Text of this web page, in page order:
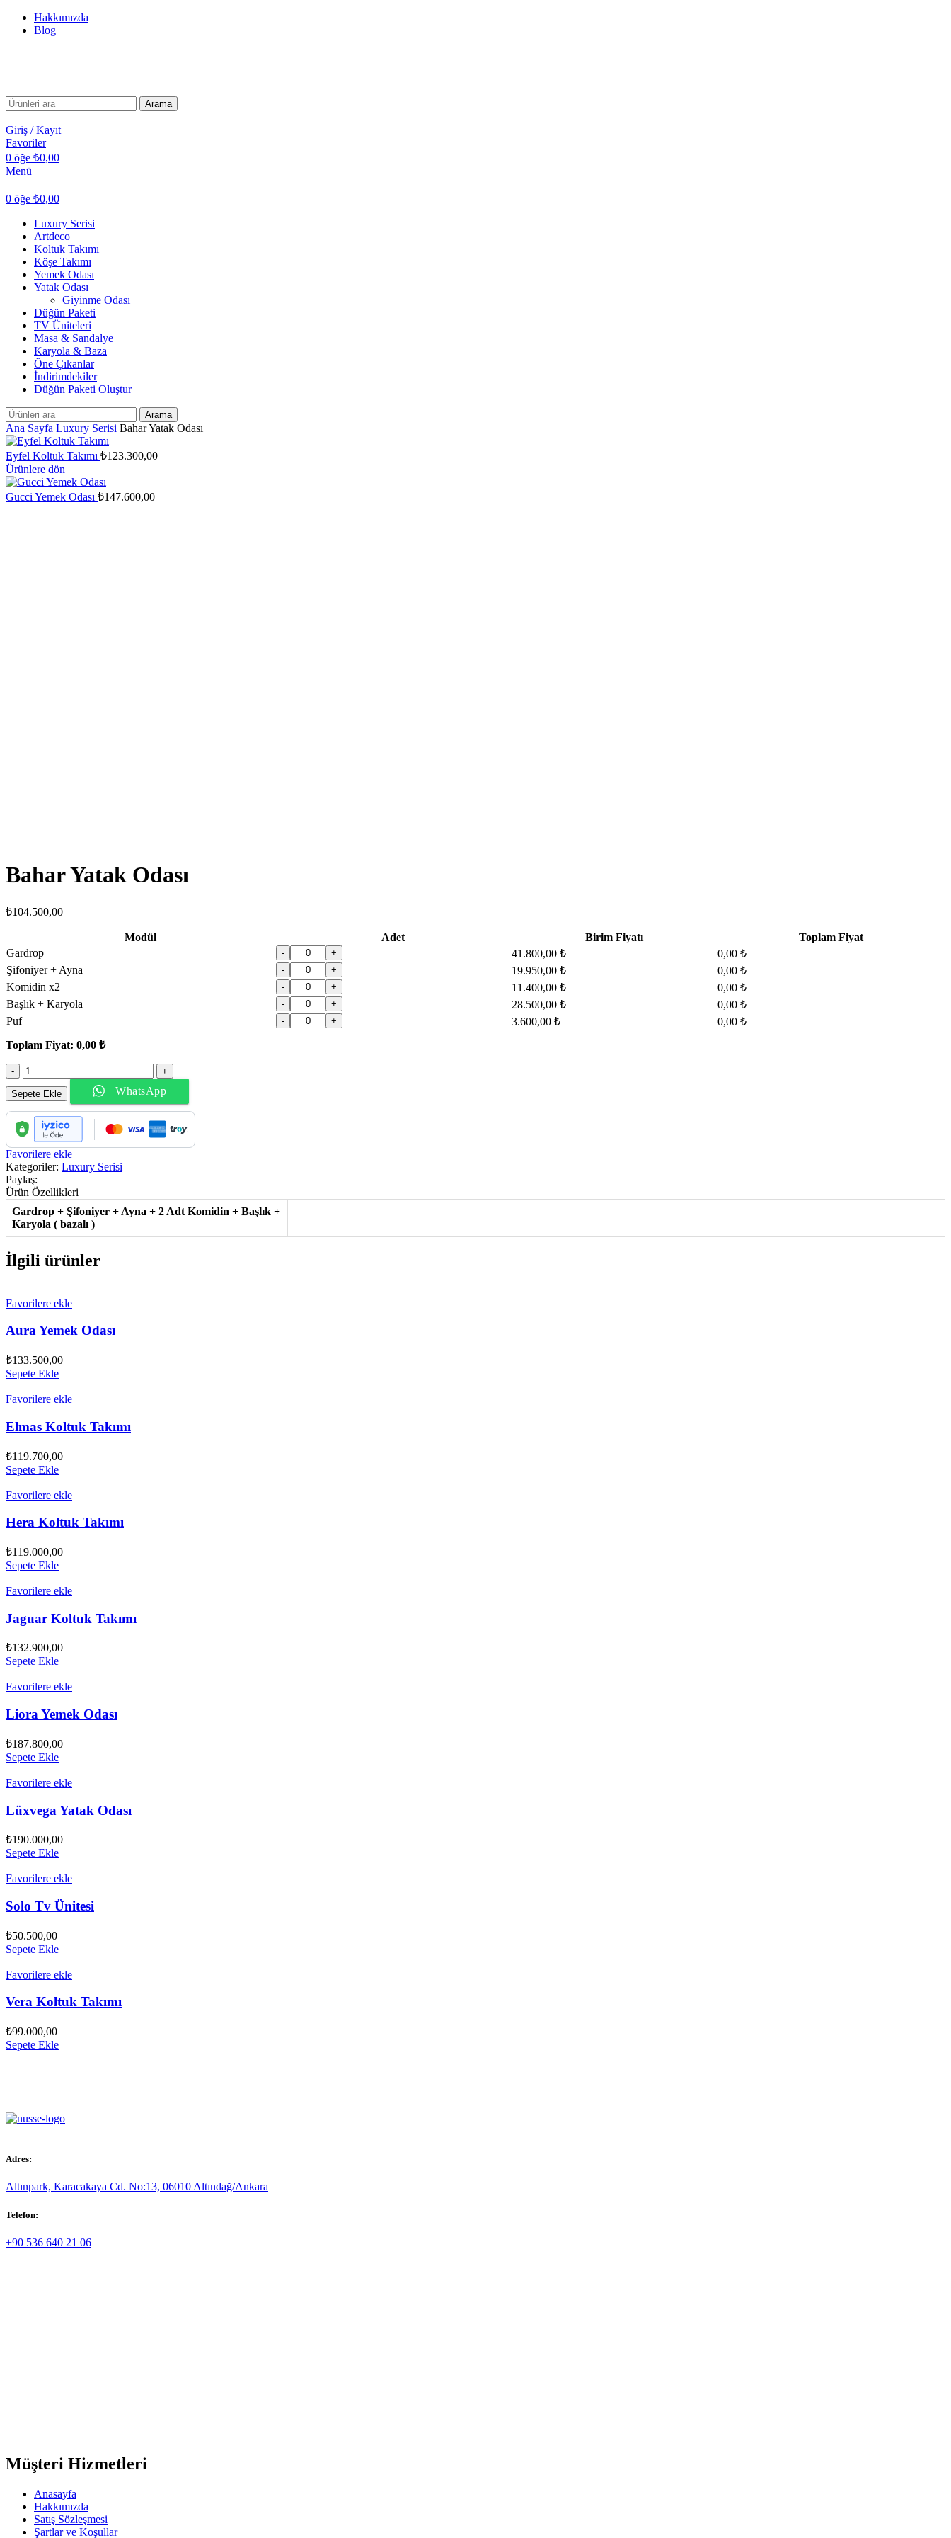
Hakkımızda
Blog
Arama
Giriş / Kayıt
Favoriler
0 öğe ₺0,00
Menü
0 öğe ₺0,00
Luxury Serisi
Artdeco
Koltuk Takımı
Köşe Takımı
Yemek Odası
Yatak Odası
Giyinme Odası
Düğün Paketi
TV Üniteleri
Masa & Sandalye
Karyola & Baza
Öne Çıkanlar
İndirimdekiler
Düğün Paketi Oluştur
Arama
Ana Sayfa Luxury Serisi Bahar Yatak Odası
Eyfel Koltuk Takımı ₺123.300,00
Ürünlere dön
Gucci Yemek Odası ₺147.600,00
Bahar Yatak Odası
₺104.500,00
Modül Adet Birim Fiyatı
Toplam Fiyat
Gardrop
- + 41.800,00 ₺
0,00 ₺
Şifoniyer + Ayna
- + 19.950,00 ₺
0,00 ₺
Komidin x2
- + 11.400,00 ₺
0,00 ₺
Başlık + Karyola
- + 28.500,00 ₺
0,00 ₺
Puf
- + 3.600,00 ₺
0,00 ₺
Toplam Fiyat: 0,00 ₺
Bahar
Yatak
Odası
Sepete Ekle WhatsApp
Favorilere ekle
Kategoriler: Luxury Serisi
Paylaş:
Ürün Özellikleri
Gardrop + Şifoniyer + Ayna + 2 Adt Komidin + Başlık +
Karyola ( bazalı )
İlgili ürünler
Favorilere ekle
Aura Yemek Odası
₺133.500,00
Sepete Ekle
Favorilere ekle
Elmas Koltuk Takımı
₺119.700,00
Sepete Ekle
Favorilere ekle
Hera Koltuk Takımı
₺119.000,00
Sepete Ekle
Favorilere ekle
Jaguar Koltuk Takımı
₺132.900,00
Sepete Ekle
Favorilere ekle
Liora Yemek Odası
₺187.800,00
Sepete Ekle
Favorilere ekle
Lüxvega Yatak Odası
₺190.000,00
Sepete Ekle
Favorilere ekle
Solo Tv Ünitesi
₺50.500,00
Sepete Ekle
Favorilere ekle
Vera Koltuk Takımı
₺99.000,00
Sepete Ekle
Adres:
Altınpark, Karacakaya Cd. No:13, 06010 Altındağ/Ankara
Telefon:
+90 536 640 21 06
Müşteri Hizmetleri
Anasayfa
Hakkımızda
Satış Sözleşmesi
Şartlar ve Koşullar